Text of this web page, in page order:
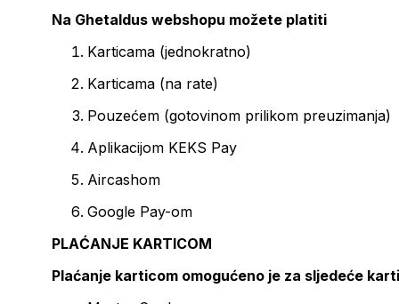
Na Ghetaldus webshopu možete platiti
Karticama (jednokratno)
Karticama (na rate)
Pouzećem (gotovinom prilikom preuzimanja)
Aplikacijom KEKS Pay
Aircashom
Google Pay-om
PLAĆANJE KARTICOM
Plaćanje karticom omogućeno je za sljedeće